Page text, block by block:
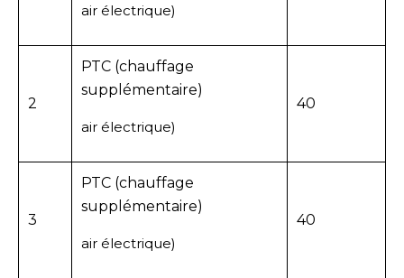
air électrique)
2
PTC (chauffage
supplémentaire)
air électrique)
40
3
PTC (chauffage
supplémentaire)
air électrique)
40